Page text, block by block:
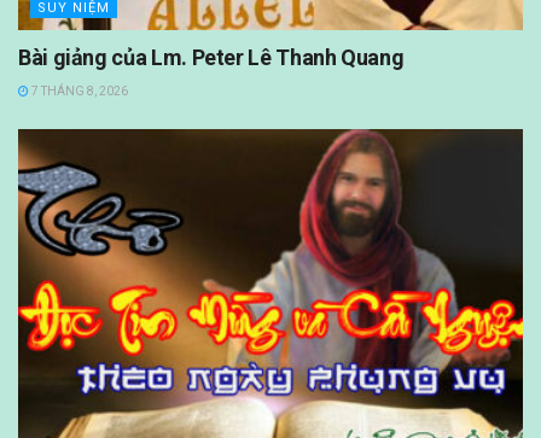
SUY NIỆM
Bài giảng của Lm. Peter Lê Thanh Quang
7 THÁNG 8, 2026